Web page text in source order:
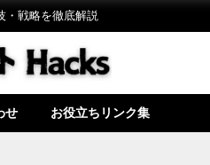
・戦略を徹底解説
せ お役立ちリンク集